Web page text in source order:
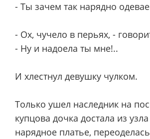
- Ты зачем так нарядно
- Ох, чучело в перьях, -
- Ну и надоела ты мне!..
И хлестнул девушку чулком.
Только ушел наследник на
купцова дочка достала из
нарядное платье,